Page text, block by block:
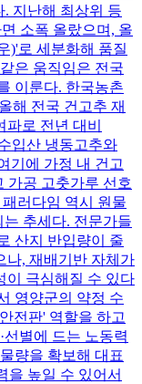
. 지난해 최상위 등
소폭 올랐으며, 올
)'로 세분화해 품질
은 움직임은 전국
이룬다. 한국농촌
해 전국 건고추 재
로 전년 대비
입산 냉동고추와
기에 가정 내 건고
가공 고춧가루 선호
러다임 역시 원물
추세다. 전문가들
산지 반입량이 줄
나, 재배기반 자체가
이 극심해질 수 있다
영양군의 약정 수
전판' 역할을 하고
별에 드는 노동력
량을 확보해 대표
을 높일 수 있어서